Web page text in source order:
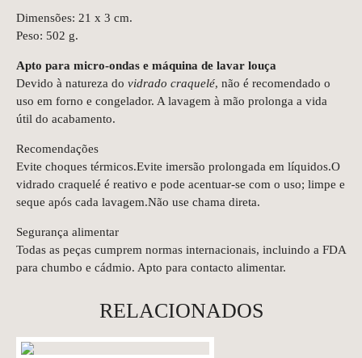
Dimensões: 21 x 3 cm.
Peso: 502 g.
Apto para micro-ondas e máquina de lavar louça
Devido à natureza do vidrado craquelé, não é recomendado o
uso em forno e congelador. A lavagem à mão prolonga a vida
útil do acabamento.
Recomendações
Evite choques térmicos.Evite imersão prolongada em líquidos.O
vidrado craquelé é reativo e pode acentuar-se com o uso; limpe e
seque após cada lavagem.Não use chama direta.
Segurança alimentar
Todas as peças cumprem normas internacionais, incluindo a FDA
para chumbo e cádmio. Apto para contacto alimentar.
RELACIONADOS